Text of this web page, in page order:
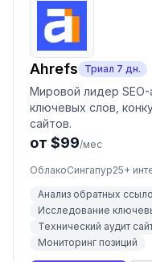
Ahrefs Триал 7 дн.
Мировой лидер SEO-
ключевых слов,
сайтов.
от $99/мес
ОблакоСингапур25+
Анализ обратных
Исследование
Технический аудит
Мониторинг позиций